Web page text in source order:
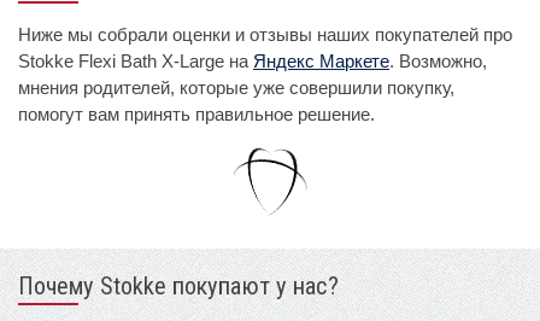
Ниже мы собрали оценки и отзывы наших покупателей про
Stokke Flexi Bath X-Large на Яндекс Маркете. Возможно,
мнения родителей, которые уже совершили покупку,
помогут вам принять правильное решение.
Почему Stokke покупают у нас?